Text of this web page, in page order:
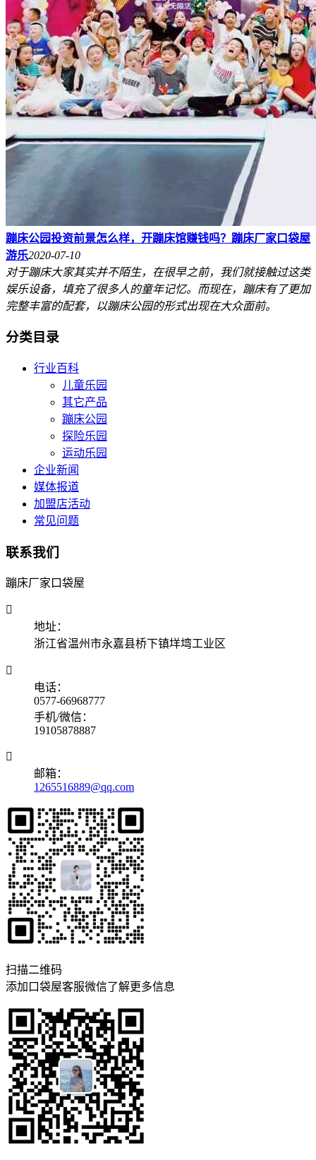
蹦床公园投资前景怎么样，开蹦床馆赚钱吗？蹦床厂家口袋屋
游乐2020-07-10
对于蹦床大家其实并不陌生，在很早之前，我们就接触过这类
娱乐设备，填充了很多人的童年记忆。而现在，蹦床有了更加
完整丰富的配套，以蹦床公园的形式出现在大众面前。
分类目录
行业百科
儿童乐园
其它产品
蹦床公园
探险乐园
运动乐园
企业新闻
媒体报道
加盟店活动
常见问题
联系我们
蹦床厂家口袋屋

地址：
浙江省温州市永嘉县桥下镇垟塆工业区

电话：
0577-66968777
手机/微信：
19105878887

邮箱：
1265516889@qq.com
扫描二维码
添加口袋屋客服微信了解更多信息